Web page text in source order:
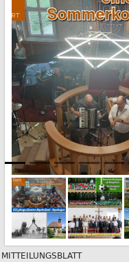
MITTEILUNGSBLATT